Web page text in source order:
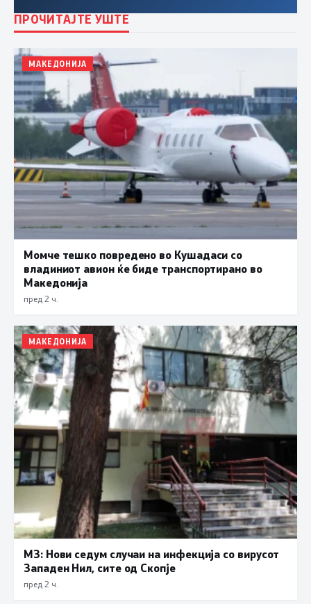
ПРОЧИТАЈТЕ УШТЕ
МАКЕДОНИЈА
Момче тешко повредено во Кушадаси со
владиниот авион ќе биде транспортирано во
Македонија
пред 2 ч.
МАКЕДОНИЈА
МЗ: Нови седум случаи на инфекција со вирусот
Западен Нил, сите од Скопје
пред 2 ч.